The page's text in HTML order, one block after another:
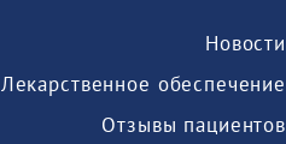
Новости
Лекарственное обеспечение
Отзывы пациентов